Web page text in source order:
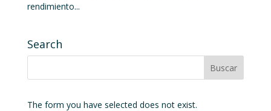
rendimiento...
Search
The form you have selected does not exist.